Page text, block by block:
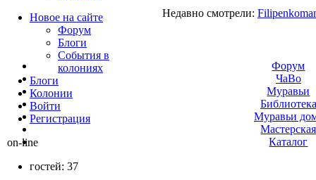
Недавно смотрели:
Новое на сайте
Форум
Блоги
События в
колониях
Блоги
Колонии
Войти
Peгиcтpaция
on-line
гостей: 37
Форум
ЧаВо
Муравьи
Библиотека
Муравьи
Мастерская
Каталог